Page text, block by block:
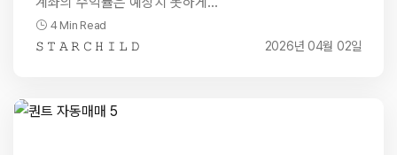
4 Min Read
𝚂 𝚃 𝙰 𝚁 𝙲 𝙷 𝙸 𝙻 𝙳 2026년 04월 02일